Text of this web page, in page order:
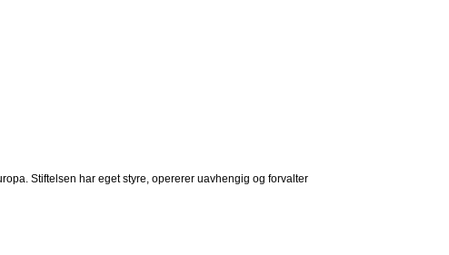
Stiftelsen har eget styre, opererer uavhengig og forvalter